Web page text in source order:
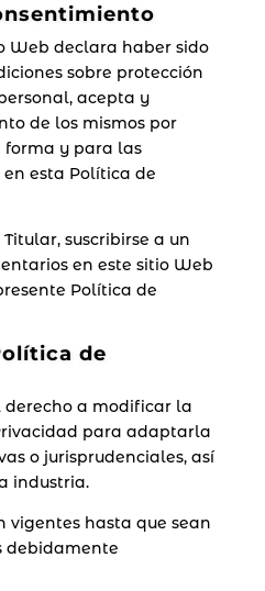
Web declara haber sido
sobre protección
acepta y
de los mismos por
y para las
esta Política de
suscribirse a un
en este sitio Web
Política de
de
derecho a modificar la
para adaptarla
o jurisprudenciales, así
industria.
vigentes hasta que sean
debidamente